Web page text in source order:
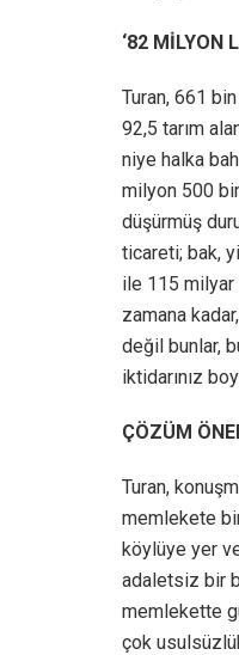
‘82 MİLYON
Turan, 661
92,5 tarım
niye halka
milyon 500
düşürmüş
ticareti; bak,
ile 115 milyar
zamana
değil bunlar,
iktidarınız
ÇÖZÜM
Turan,
memlekete
köylüye yer
adaletsiz bir
memlekette
çok